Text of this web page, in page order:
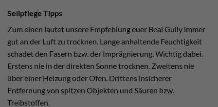
Seilpflege Tipps
Zum einen lautet unsere Empfehlung euer Beal Gully immer
gut an der Luft zu trocknen. Lange anhaltende Feuchtigkeit
schadet den Fasern bzw. der Imprägnierung. Wichtig dabei.
Erstens nie in der direkten Sonne trocknen. Zweitens nie
über einer Heizung oder Ofen. Drittens insicherer
Entfernung von spitzen Objekten und Säuren bzw.
Treibstoffen.